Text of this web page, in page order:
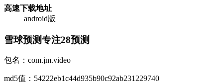
高速下载地址
android版
雪球预测专注28预测
包名：com.jm.video
md5值：54222eb1c44d935b90c92ab231229740